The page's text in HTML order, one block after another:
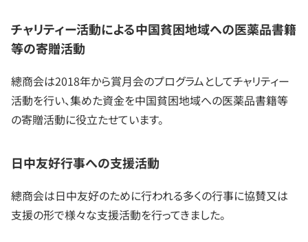
チャリティー活動による中国貧困地域への医薬品書籍
等の寄贈活動
總商会は2018年から賞月会のプログラムとしてチャリティー
活動を行い、集めた資金を中国貧困地域への医薬品書籍等
の寄贈活動に役立たせています。
日中友好行事への支援活動
總商会は日中友好のために行われる多くの行事に協賛又は
支援の形で様々な支援活動を行ってきました。